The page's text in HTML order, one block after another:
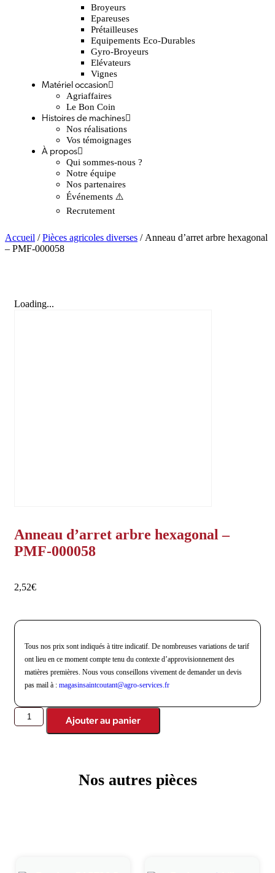
Broyeurs
Epareuses
Prétailleuses
Equipements Eco-Durables
Gyro-Broyeurs
Elévateurs
Vignes
Matériel occasion
Agriaffaires
Le Bon Coin
Histoires de machines
Nos réalisations
Vos témoignages
À propos
Qui sommes-nous ?
Notre équipe
Nos partenaires
Événements ⚠️
Recrutement
Accueil /Pièces agricoles diverses / Anneau d’arret arbre hexagonal
– PMF-000058
Loading...
Anneau d’arret arbre hexagonal –
PMF-000058
2,52€
Tous nos prix sont indiqués à titre indicatif. De nombreuses variations de tarif
ont lieu en ce moment compte tenu du contexte d’approvisionnement des
matières premières. Nous vous conseillons vivement de demander un devis
pas mail à :magasinsaintcoutant@agro-services.fr
Ajouter au panier
Nos autres pièces